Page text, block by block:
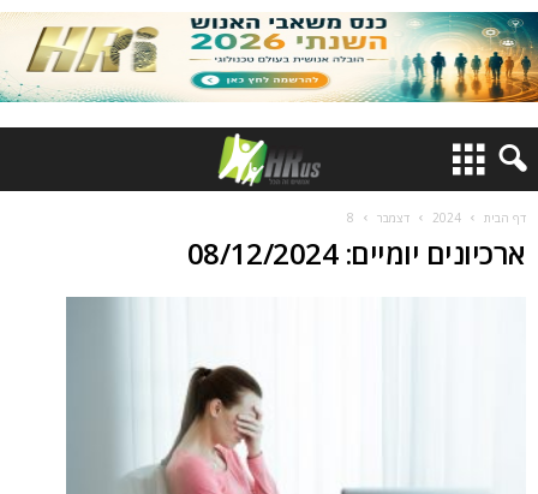
דף הבית 2024 דצמבר 8
ארכיונים יומיים: 08/12/2024